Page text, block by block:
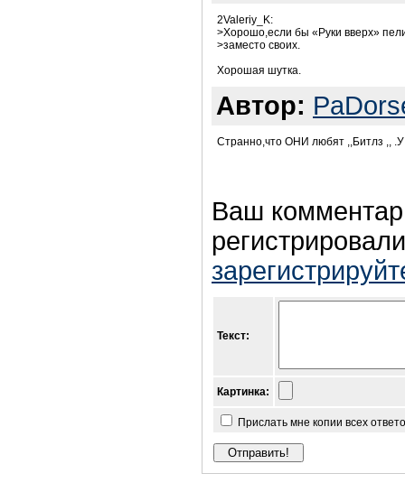
2Valeriy_K:
>Хорошо,если бы «Руки вверх»
>заместо своих.
Хорошая шутка.
Автор:
Странно,что ОНИ любят ,,Битлз ,, .У
Ваш
Текст:
Картинка:
Прислать мне копии всех